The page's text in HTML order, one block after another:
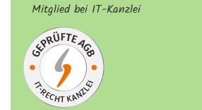
Mitglied bei IT-Kanzlei